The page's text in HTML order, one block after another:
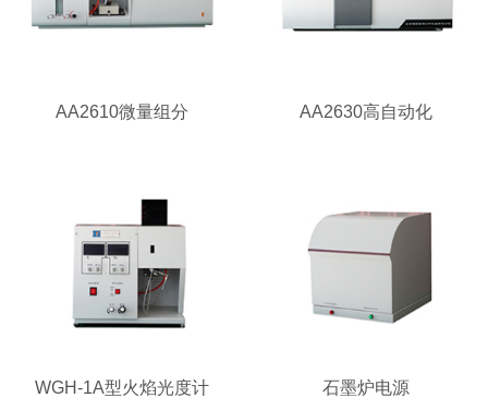
AA2610微量组分 AA2630高自动化
WGH-1A型火焰光度计 石墨炉电源